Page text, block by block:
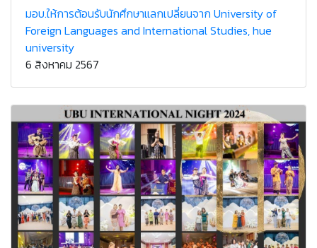
มอบ.ให้การต้อนรับนักศึกษาแลกเปลี่ยนจาก University of
Foreign Languages and International Studies, hue
university
6 สิงหาคม 2567